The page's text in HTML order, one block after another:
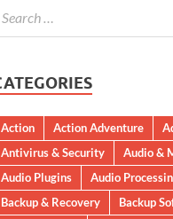
Action Action Adventure
Antivirus & Security
Audio &
Audio Plugins
Audio
Backup & Recovery
Backup